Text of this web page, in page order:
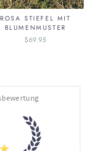
ROSA STIEFEL MIT
BLUMENMUSTER
$69.95
★